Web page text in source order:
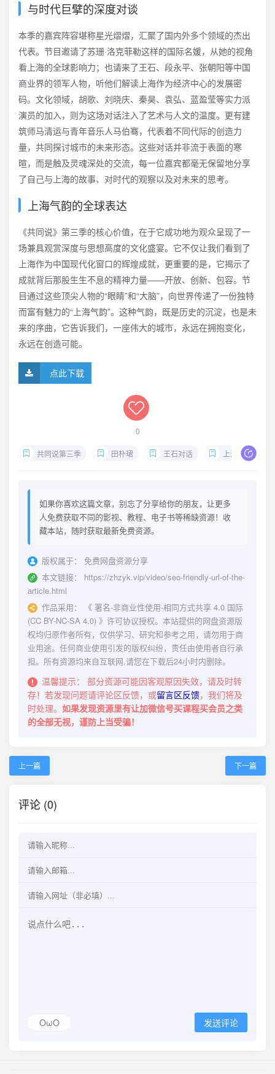
与时代巨擘的深度对谈
本季的嘉宾阵容堪称星光熠熠，汇聚了国内外多个领域的杰出
代表。节目邀请了苏珊·洛克菲勒这样的国际名媛，从她的视角
看上海的全球影响力；也请来了王石、段永平、张朝阳等中国
商业界的领军人物，听他们解读上海作为经济中心的发展密
码。文化领域，胡歌、刘晓庆、秦昊、袁弘、蓝盈莹等实力派
演员的加入，则为这场对话注入了艺术与人文的温度。更有建
筑师马清运与青年音乐人马伯骞，代表着不同代际的创造力
量，共同探讨城市的未来形态。这些对话并非流于表面的寒
暄，而是触及灵魂深处的交流，每一位嘉宾都毫无保留地分享
了自己与上海的故事、对时代的观察以及对未来的思考。
上海气韵的全球表达
《共同说》第三季的核心价值，在于它成功地为观众呈现了一
场兼具观赏深度与思想高度的文化盛宴。它不仅让我们看到了
上海作为中国现代化窗口的辉煌成就，更重要的是，它揭示了
成就背后那股生生不息的精神力量——开放、创新、包容。节
目通过这些顶尖人物的“眼睛”和“大脑”，向世界传递了一份独特
而富有魅力的“上海气韵”。这种气韵，既是历史的沉淀，也是未
来的序曲，它告诉我们，一座伟大的城市，永远在拥抱变化，
永远在创造可能。
点此下载
0
共同说第三季 田朴珺 王石对话 上海纪录片
如果你喜欢这篇文章，别忘了分享给你的朋友，让更多
人免费获取不同的影视、教程、电子书等稀缺资源！收
藏本站，随时获取最新免费资源。
版权属于：
免费网盘资源分享
本文链接：
https://zhzyk.vip/video/seo-friendly-url-of-the-
article.html
作品采用：
《 署名-非商业性使用-相同方式共享 4.0 国际
(CC BY-NC-SA 4.0) 》许可协议授权。本站提供的网盘资源版
权均归原作者所有，仅供学习、研究和参考之用，请勿用于商
业用途。任何商业使用引发的版权纠纷，责任由使用者自行承
担。所有资源均来自互联网,请您在下载后24小时内删除。
温馨提示：
部分资源可能因客观原因失效，请及时转
存！若发现问题请评论区反馈，或留言区反馈，我们将及
时处理。 如果发现资源里有让加微信号买课程买会员之类
的全部无视，谨防上当受骗！
上一篇 下一篇
评论 (0)
OωO 发送评论